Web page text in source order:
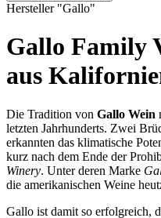
Hersteller "Gallo"
Gallo Family
aus
Die Tradition von Gallo Wein
letzten Jahrhunderts. Zwei
erkannten das klimatische
kurz nach dem Ende der
Winery. Unter deren Marke
die amerikanischen Weine
Gallo ist damit so erfolgreich,